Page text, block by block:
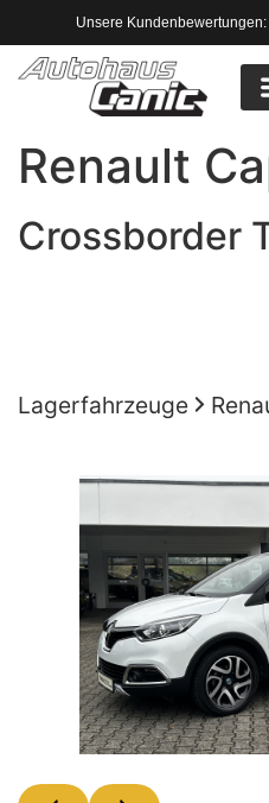
Unsere Kundenbewertungen:
Renault
Crossborder
Lagerfahrzeuge